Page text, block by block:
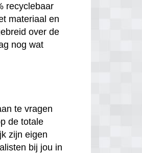
recyclebaar
materiaal en
over de
nog wat
te vragen
de totale
zijn eigen
bij jou in